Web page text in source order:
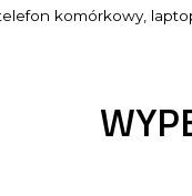
komórkowy,